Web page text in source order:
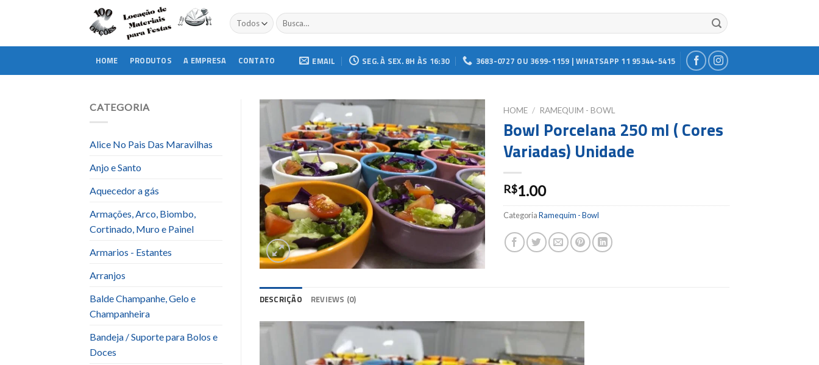
Buscar
por:
HOME PRODUTOS A EMPRESA CONTATO EMAIL SEG. À SEX. 8H ÀS 16:30 3683-0727 OU 3699-1159 | WHATSAPP 11 95344-5415
CATEGORIA
Alice No Pais Das Maravilhas
Anjo e Santo
Aquecedor a gás
Armações, Arco, Biombo,
Cortinado, Muro e Painel
Armarios - Estantes
Arranjos
Balde Champanhe, Gelo e
Champanheira
Bandeja / Suporte para Bolos e
Doces
Add to
wishlist
HOME / RAMEQUIM - BOWL
Bowl Porcelana 250 ml ( Cores
Variadas) Unidade
R$1.00
CategoriaRamequim - Bowl
DESCRIÇÃO REVIEWS (0)